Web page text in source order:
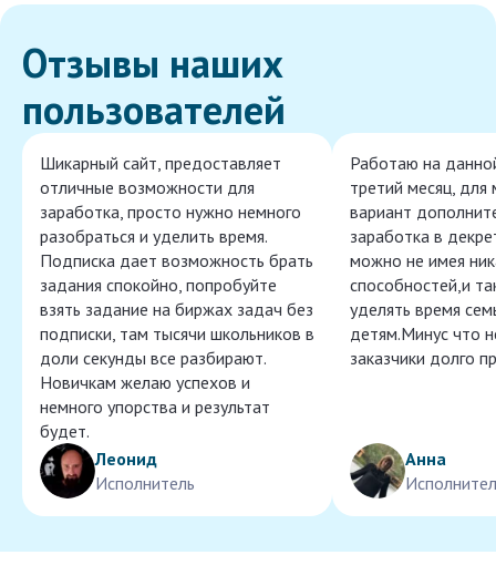
Отзывы наших
пользователей
Шикарный сайт, предоставляет
отличные возможности для
заработка, просто нужно немного
разобраться и уделить время.
Подписка дает возможность брать
задания спокойно, попробуйте
взять задание на биржах задач без
подписки, там тысячи школьников в
доли секунды все разбирают.
Новичкам желаю успехов и
немного упорства и результат
будет.
Леонид
Исполнитель
Работаю на
третий месяц, для
вариант
заработка в
можно не имея
способностей,и
уделять время
детям.Минус что
заказчики долго
Анна